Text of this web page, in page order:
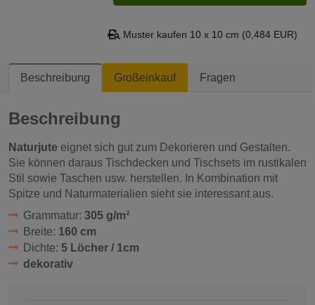
Muster kaufen 10 x 10 cm (0,484 EUR)
Beschreibung Großeinkauf Fragen
Beschreibung
Naturjute eignet sich gut zum Dekorieren und Gestalten.
Sie können daraus Tischdecken und Tischsets im rustikalen
Stil sowie Taschen usw. herstellen. In Kombination mit
Spitze und Naturmaterialien sieht sie interessant aus.
Grammatur: 305 g/m²
Breite: 160 cm
Dichte: 5 Löcher / 1cm
dekorativ